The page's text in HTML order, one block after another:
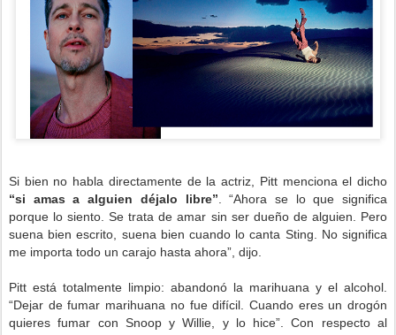
Si bien no habla directamente de la actriz, Pitt menciona el dicho
“si amas a alguien déjalo libre” . “Ahora se lo que significa
porque lo siento. Se trata de amar sin ser dueño de alguien. Pero
suena bien escrito, suena bien cuando lo canta Sting. No significa
me importa todo un carajo hasta ahora”, dijo.
Pitt está totalmente limpio: abandonó la marihuana y el alcohol.
“Dejar de fumar marihuana no fue difícil. Cuando eres un drogón
quieres fumar con Snoop y Willie, y lo hice”. Con respecto al